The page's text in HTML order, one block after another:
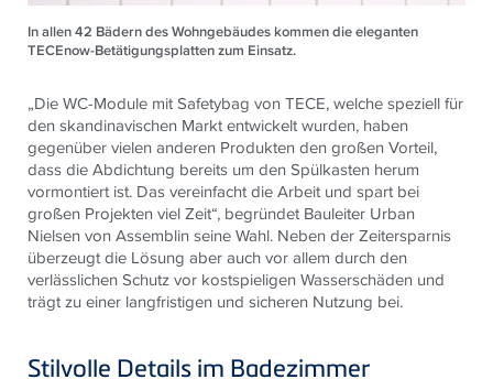
In allen 42 Bädern des Wohngebäudes kommen die eleganten
TECEnow-Betätigungsplatten zum Einsatz.
„Die WC-Module mit Safetybag von TECE, welche speziell für
den skandinavischen Markt entwickelt wurden, haben
gegenüber vielen anderen Produkten den großen Vorteil,
dass die Abdichtung bereits um den Spülkasten herum
vormontiert ist. Das vereinfacht die Arbeit und spart bei
großen Projekten viel Zeit“, begründet Bauleiter Urban
Nielsen von Assemblin seine Wahl. Neben der Zeitersparnis
überzeugt die Lösung aber auch vor allem durch den
verlässlichen Schutz vor kostspieligen Wasserschäden und
trägt zu einer langfristigen und sicheren Nutzung bei.
Stilvolle Details im Badezimmer